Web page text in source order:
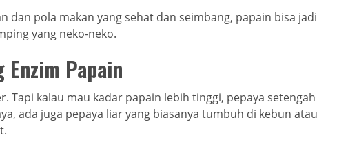
dan pola makan yang sehat dan seimbang, papain bisa jadi
yang neko-neko.
Enzim Papain
Tapi kalau mau kadar papain lebih tinggi, pepaya setengah
ada juga pepaya liar yang biasanya tumbuh di kebun atau